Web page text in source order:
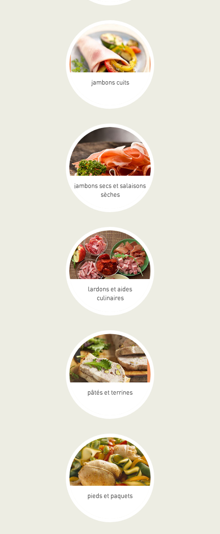
jambons cuits
jambons secs et salaisons
sèches
lardons et aides
culinaires
pâtés et terrines
pieds et paquets